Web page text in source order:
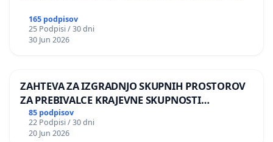
165 podpisov
25 Podpisi / 30 dni
30 Jun 2026
ZAHTEVA ZA IZGRADNJO SKUPNIH PROSTOROV
ZA PREBIVALCE KRAJEVNE SKUPNOSTI
PRESTRANEK
85 podpisov
22 Podpisi / 30 dni
20 Jun 2026